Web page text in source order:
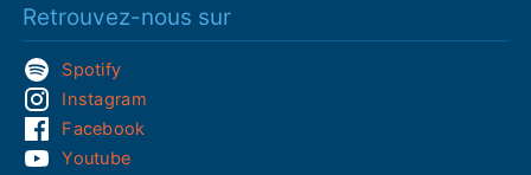
Retrouvez-nous sur
Spotify
Instagram
Facebook
Youtube